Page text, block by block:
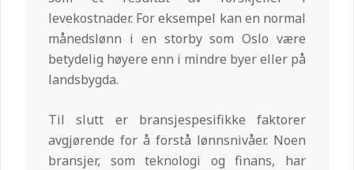
levekostnader. For eksempel kan en normal
månedslønn i en storby som Oslo være
betydelig høyere enn i mindre byer eller på
landsbygda.
Til slutt er bransjespesifikke faktorer
avgjørende for å forstå lønnsnivåer. Noen
bransjer, som teknologi og finans, har